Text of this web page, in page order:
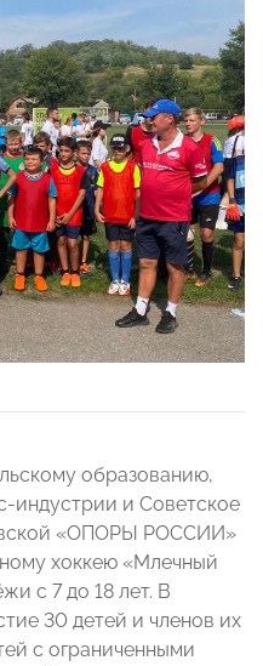
образованию,
индустрии и Советское
«ОПОРЫ РОССИИ»
хоккею «Млечный
с 7 до 18 лет. В
30 детей и членов их
с ограниченными